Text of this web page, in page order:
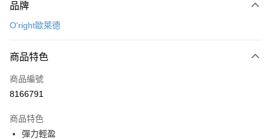
信用卡一次付款
Apple Pay
街口支付
Google Pay
品牌
O'right歐萊德
商品特色
商品編號
8166791
商品特色
彈力輕盈